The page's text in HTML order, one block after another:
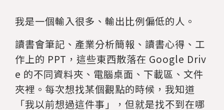
我是一個輸入很多、輸出比例偏低的人。
讀書會筆記、產業分析簡報、讀書心得、工
作上的 PPT，這些東西散落在 Google Driv
e 的不同資料夾、電腦桌面、下載區、文件
夾裡。每次想找某個觀點的時候，我知道
「我以前想過這件事」，但就是找不到在哪